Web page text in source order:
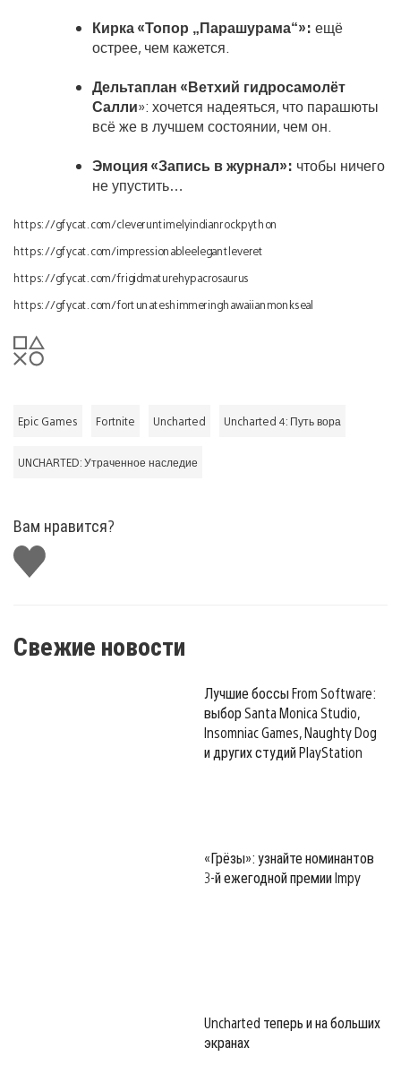
Кирка «Топор „Парашурама“»: ещё
острее, чем кажется.
Дельтаплан «Ветхий гидросамолёт
Салли»: хочется надеяться, что парашюты
всё же в лучшем состоянии, чем он.
Эмоция «Запись в журнал»: чтобы ничего
не упустить…
https://gfycat.com/cleveruntimelyindianrockpython
https://gfycat.com/impressionableelegantleveret
https://gfycat.com/frigidmaturehypacrosaurus
https://gfycat.com/fortunateshimmeringhawaiianmonkseal
Epic Games Fortnite Uncharted Uncharted 4: Путь вора
UNCHARTED: Утраченное наследие
Вам нравится?
Поставить
лайк
Свежие новости
Лучшие боссы From Software:
выбор Santa Monica Studio,
Insomniac Games, Naughty Dog
и других студий PlayStation
«Грёзы»: узнайте номинантов
3-й ежегодной премии Impy
Uncharted теперь и на больших
экранах